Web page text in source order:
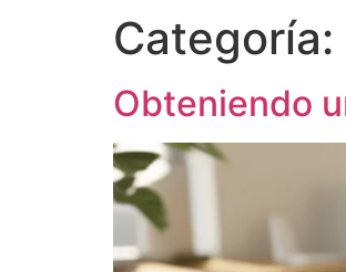
Categoría:
Obteniendo